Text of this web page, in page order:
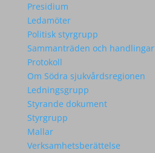
Presidium
Ledamöter
Politisk styrgrupp
Sammanträden och handlingar
Protokoll
Om Södra sjukvårdsregionen
Ledningsgrupp
Styrande dokument
Styrgrupp
Mallar
Verksamhetsberättelse